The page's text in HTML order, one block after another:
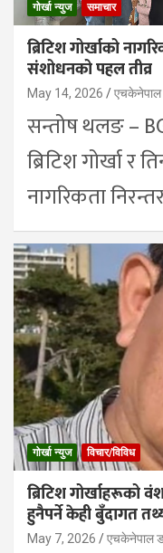
गोर्खा न्युज समाचार
ब्रिटिश गोर्खाको
संशोधनको पहल तीव्र
May 14, 2026
सन्तोष थलङ –
ब्रिटिश गोर्खा
नागरिकता
गोर्खा न्युज विचार/विविध
ब्रिटिश गोर्खाहरूको
हुनैपर्ने केही बुँदागत
May 7, 2026 एचकेनेपाल